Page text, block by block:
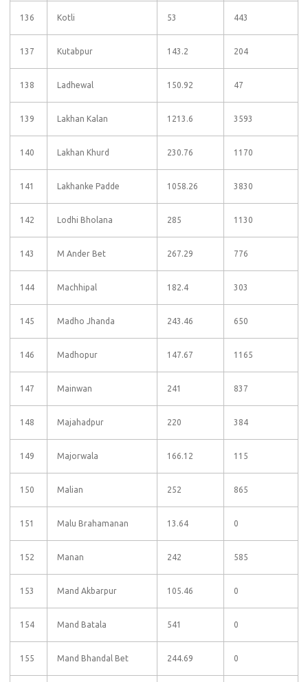
136 Kotli 53 443
137 Kutabpur 143.2 204
138 Ladhewal 150.92 47
139 Lakhan Kalan 1213.6 3593
140 Lakhan Khurd 230.76 1170
141 Lakhanke Padde 1058.26 3830
142 Lodhi Bholana 285 1130
143 M Ander Bet 267.29 776
144 Machhipal 182.4 303
145 Madho Jhanda 243.46 650
146 Madhopur 147.67 1165
147 Mainwan 241 837
148 Majahadpur 220 384
149 Majorwala 166.12 115
150 Malian 252 865
151 Malu Brahamanan 13.64 0
152 Manan 242 585
153 Mand Akbarpur 105.46 0
154 Mand Batala 541 0
155 Mand Bhandal Bet 244.69 0